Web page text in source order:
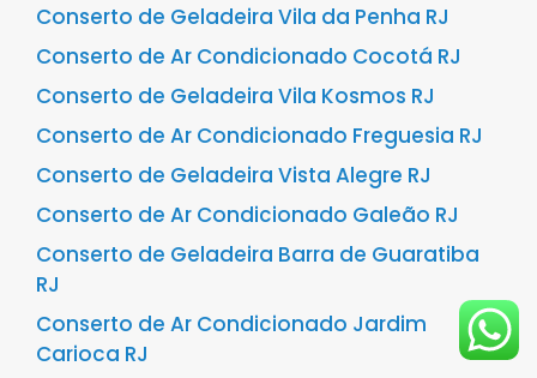
Conserto de Geladeira Vila da Penha RJ
Conserto de Ar Condicionado Cocotá RJ
Conserto de Geladeira Vila Kosmos RJ
Conserto de Ar Condicionado Freguesia RJ
Conserto de Geladeira Vista Alegre RJ
Conserto de Ar Condicionado Galeão RJ
Conserto de Geladeira Barra de Guaratiba
RJ
Conserto de Ar Condicionado Jardim
Carioca RJ